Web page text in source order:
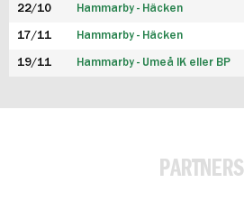
22/10 Hammarby - Häcken
17/11 Hammarby - Häcken
19/11 Hammarby - Umeå IK eller BP
PARTNERS